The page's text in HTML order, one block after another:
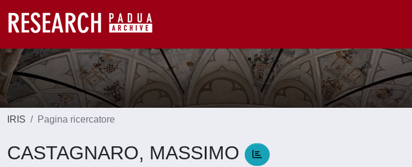
IRIS Pagina ricercatore
CASTAGNARO, MASSIMO